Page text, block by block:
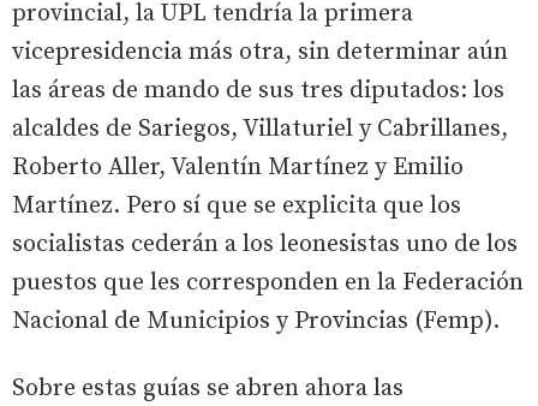
provincial, la UPL tendría la primera
vicepresidencia más otra, sin determinar aún
las áreas de mando de sus tres diputados: los
alcaldes de Sariegos, Villaturiel y Cabrillanes,
Roberto Aller, Valentín Martínez y Emilio
Martínez. Pero sí que se explicita que los
socialistas cederán a los leonesistas uno de los
puestos que les corresponden en la Federación
Nacional de Municipios y Provincias (Femp).
Sobre estas guías se abren ahora las